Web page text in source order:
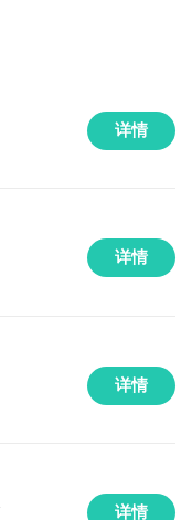
详情
详情
详情
详情